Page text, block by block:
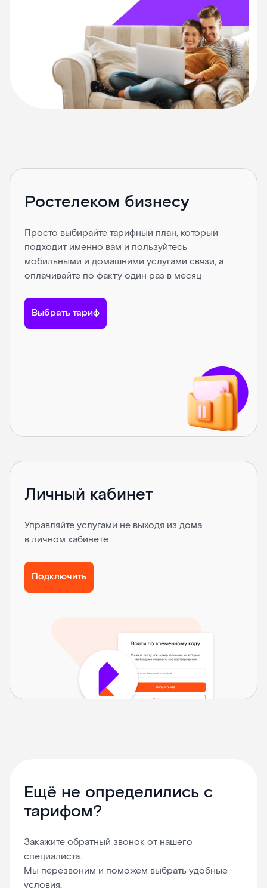
Ростелеком бизнесу
Просто выбирайте тарифный план, который
подходит именно вам и пользуйтесь
мобильными и домашними услугами связи, а
оплачивайте по факту один раз в месяц
Выбрать тариф
Личный кабинет
Управляйте услугами не выходя из дома
в личнoм кaбинeтe
Подключить
Ещё не определились с
тарифом?
Закажите обратный звонок от нашего
специалиста.
Мы перезвоним и поможем выбрать удобные
условия.